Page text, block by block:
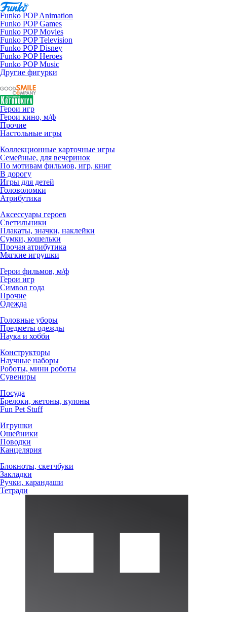
Funko POP Animation
Funko POP Games
Funko POP Movies
Funko POP Television
Funko POP Disney
Funko POP Heroes
Funko POP Music
Другие фигурки
Герои игр
Герои кино, м/ф
Прочие
Настольные игры
Коллекционные карточные игры
Семейные, для вечеринок
По мотивам фильмов, игр, книг
В дорогу
Игры для детей
Головоломки
Атрибутика
Аксессуары героев
Светильники
Плакаты, значки, наклейки
Сумки, кошельки
Прочая атрибутика
Мягкие игрушки
Герои фильмов, м/ф
Герои игр
Символ года
Прочие
Одежда
Головные уборы
Предметы одежды
Наука и хобби
Конструкторы
Научные наборы
Роботы, мини роботы
Сувениры
Посуда
Брелоки, жетоны, кулоны
Fun Pet Stuff
Игрушки
Ошейники
Поводки
Канцелярия
Блокноты, скетчбуки
Закладки
Ручки, карандаши
Тетради